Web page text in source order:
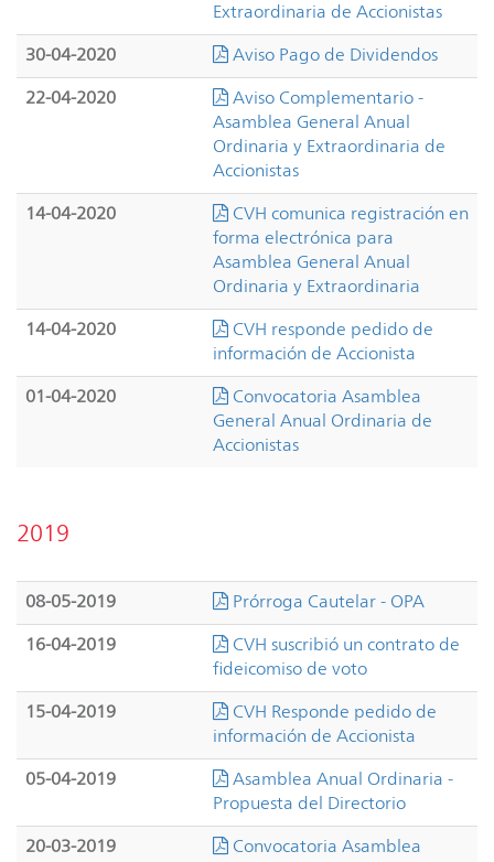
Extraordinaria de Accionistas
30-04-2020 Aviso Pago de Dividendos
22-04-2020
Aviso Complementario -
Asamblea General Anual
Ordinaria y Extraordinaria de
Accionistas
14-04-2020
CVH comunica registración en
forma electrónica para
Asamblea General Anual
Ordinaria y Extraordinaria
14-04-2020
CVH responde pedido de
información de Accionista
01-04-2020
Convocatoria Asamblea
General Anual Ordinaria de
Accionistas
2019
08-05-2019 Prórroga Cautelar - OPA
16-04-2019
CVH suscribió un contrato de
fideicomiso de voto
15-04-2019
CVH Responde pedido de
información de Accionista
05-04-2019
Asamblea Anual Ordinaria -
Propuesta del Directorio
20-03-2019
Convocatoria Asamblea